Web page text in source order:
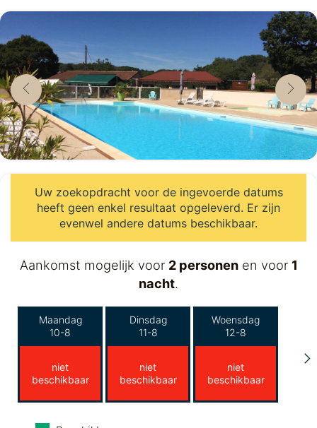
Uw zoekopdracht voor de ingevoerde datums
heeft geen enkel resultaat opgeleverd. Er zijn
evenwel andere datums beschikbaar.
Aankomst mogelijk voor 2 personenen voor 1
nacht.
Maandag
10-8
niet
beschikbaar
Dinsdag
11-8
niet
beschikbaar
Woensdag
12-8
niet
beschikbaar
Donderdag